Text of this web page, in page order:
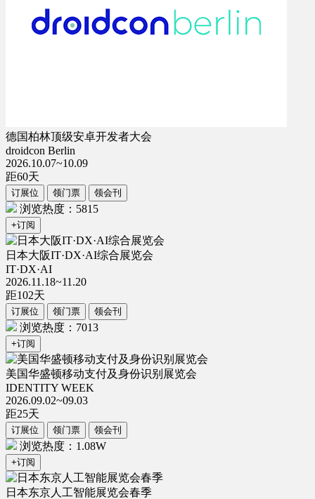
德国柏林顶级安卓开发者大会
droidcon Berlin
2026.10.07~10.09
距60天
订展位 领门票 领会刊
浏览热度：5815
+订阅
日本大阪IT·DX·AI综合展览会
IT·DX·AI
2026.11.18~11.20
距102天
订展位 领门票 领会刊
浏览热度：7013
+订阅
美国华盛顿移动支付及身份识别展览会
IDENTITY WEEK
2026.09.02~09.03
距25天
订展位 领门票 领会刊
浏览热度：1.08W
+订阅
日本东京人工智能展览会春季